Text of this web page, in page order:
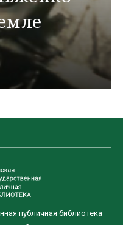
публичная библиотека